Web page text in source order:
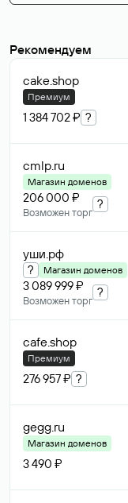
Рекомендуем
cake.shop
Премиум
1 384 702 ₽ ?
cmlp.ru
Магазин доменов
206 000 ₽
Возможен торг
?
уши.рф
? Магазин доменов
3 089 999 ₽
Возможен торг
?
cafe.shop
Премиум
276 957 ₽ ?
gegg.ru
Магазин доменов
3 490 ₽